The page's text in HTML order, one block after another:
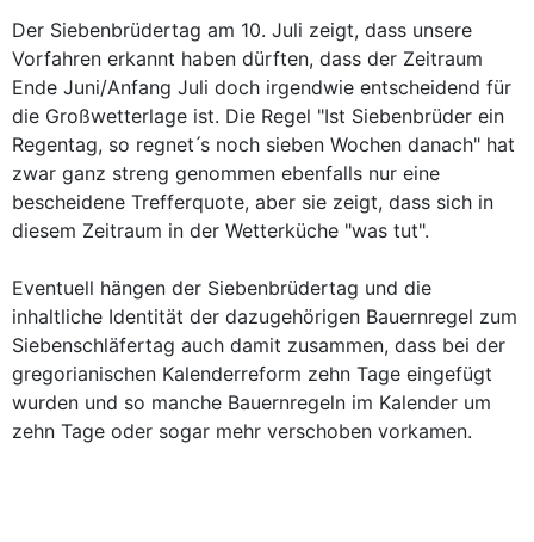
Der Siebenbrüdertag am 10. Juli zeigt, dass unsere
Vorfahren erkannt haben dürften, dass der Zeitraum
Ende Juni/Anfang Juli doch irgendwie entscheidend für
die Großwetterlage ist. Die Regel "Ist Siebenbrüder ein
Regentag, so regnet ́s noch sieben Wochen danach" hat
zwar ganz streng genommen ebenfalls nur eine
bescheidene Trefferquote, aber sie zeigt, dass sich in
diesem Zeitraum in der Wetterküche "was tut".
Eventuell hängen der Siebenbrüdertag und die
inhaltliche Identität der dazugehörigen Bauernregel zum
Siebenschläfertag auch damit zusammen, dass bei der
gregorianischen Kalenderreform zehn Tage eingefügt
wurden und so manche Bauernregeln im Kalender um
zehn Tage oder sogar mehr verschoben vorkamen.